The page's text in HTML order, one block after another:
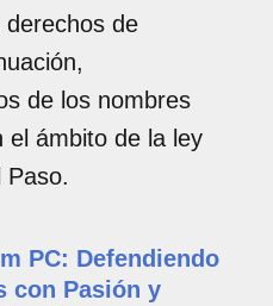
de
de los nombres
el ámbito de la ley
Paso.
PC: Defendiendo
con Pasión y